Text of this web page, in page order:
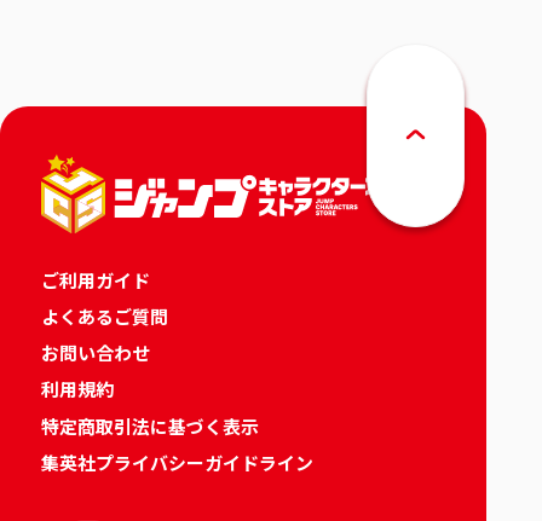
ご利用ガイド
よくあるご質問
お問い合わせ
利用規約
特定商取引法に基づく表示
集英社プライバシーガイドライン